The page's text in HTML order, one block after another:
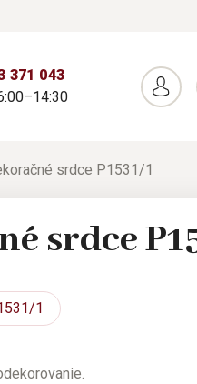
371 043
srdce P1531/1
srdce
1